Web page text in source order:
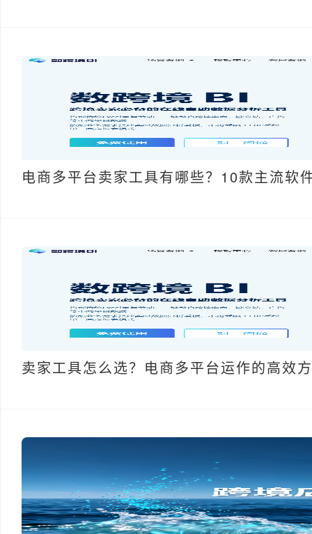
电商多平台卖家工具有哪些？10款主流软
卖家工具怎么选？电商多平台运作的高效